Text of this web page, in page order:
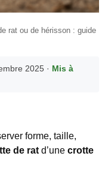
rat ou de hérisson : guide
2025 · Mis à
forme, taille,
de rat d’une crotte